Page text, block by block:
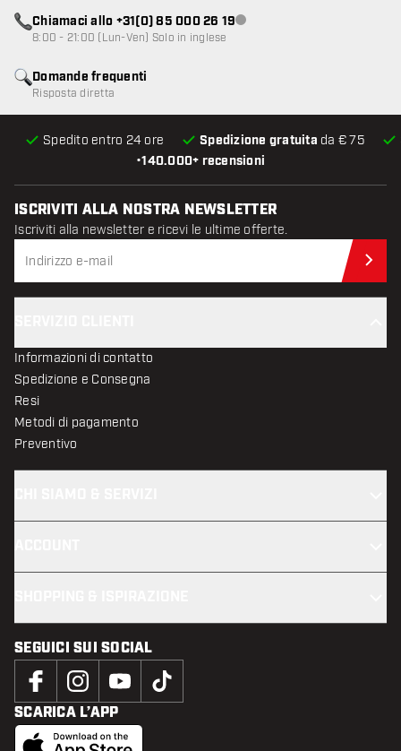
•140.000+ recensioni
Spedito entro 24 ore Spedizione gratuita da € 75
Domande frequenti
Risposta diretta
Chiamaci allo +31(0) 85 000 26 19Servizio clienti non disponibile
8:00 - 21:00 (Lun-Ven) Solo in inglese
ISCRIVITI ALLA NOSTRA NEWSLETTER
Iscriviti alla newsletter e ricevi le ultime offerte.
Informazioni di contatto
Spedizione e Consegna
Resi
Metodi di pagamento
Preventivo
SEGUICI SUI SOCIAL
SCARICA L’APP